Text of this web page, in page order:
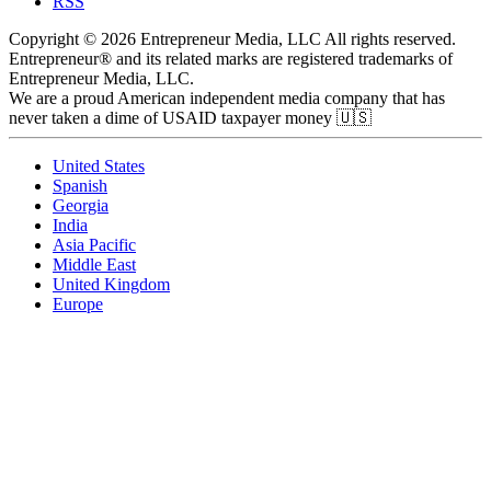
Copyright © 2026 Entrepreneur Media, LLC All rights reserved.
Entrepreneur® and its related marks are registered trademarks of
Entrepreneur Media, LLC.
We are a proud American independent media company that has
never taken a dime of USAID taxpayer money 🇺🇸
United States
Spanish
Georgia
India
Asia Pacific
Middle East
United Kingdom
Europe